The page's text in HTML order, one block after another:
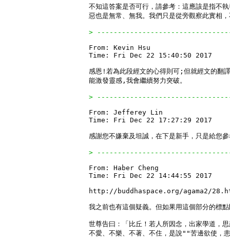
不知這答案是否可行，請參考：這應該是指不
惡也是無常、無我。我們只是從旁觀察此實相
>
From: Kevin Hsu
Time: Fri Dec 22 15:40:50 2017
感恩!若為此段經文的心得則可;但就經文的翻
能激發靈感,我會繼續努力突破。
>
From: Jefferey Lin
Time: Fri Dec 22 17:27:29 2017
感謝您不嫌棄及坦誠，在下是新手，只是給您
>
From: Haber Cheng
Time: Fri Dec 22 14:44:55 2017
http://buddhaspace.org/agama2/
我之前也有這個疑義。但如果用這個部分的標
世尊告曰：「比丘！若人所因念，出家學道，
不愛、不樂、不著、不住，是說""苦邊欲使，